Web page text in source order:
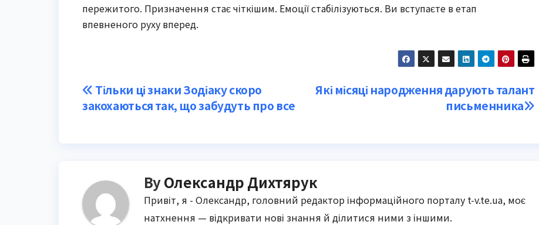
пережитого. Призначення стає чіткішим. Емоції стабілізуються. Ви вступаєте в етап
впевненого руху вперед.
Post
navigation
Які місяці народження дарують талант
письменника
Тільки ці знаки Зодіаку скоро
закохаються так, що забудуть про все
ByОлександр Дихтярук
Привіт, я - Олександр, головний редактор інформаційного порталу t-v.te.ua, моє
натхнення — відкривати нові знання й ділитися ними з іншими.